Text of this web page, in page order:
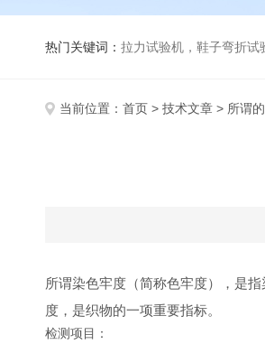
热门关键词： 拉力试验机，鞋子弯折试验机,鞋带耐
当前位置： 首页 > 技术文章 > 所谓
所谓染色牢度（简称色牢度），是
度，是织物的一项重要指标。
检测项目：